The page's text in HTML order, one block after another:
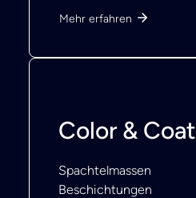
Mehr erfahren
Color & Coat
Spachtelmassen
Beschichtungen